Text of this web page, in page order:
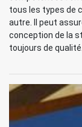
tous les types de
autre. Il peut
conception de la
toujours de qualité.